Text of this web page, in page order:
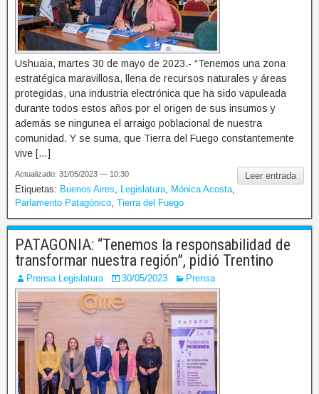
Ushuaia, martes 30 de mayo de 2023.- “Tenemos una zona
estratégica maravillosa, llena de recursos naturales y áreas
protegidas, una industria electrónica que ha sido vapuleada
durante todos estos años por el origen de sus insumos y
además se ningunea el arraigo poblacional de nuestra
comunidad. Y se suma, que Tierra del Fuego constantemente
vive […]
Leer entrada
Actualizado: 31/05/2023 — 10:30
Etiquetas: Buenos Aires Legislatura Mónica Acosta
Parlamento Patagónico Tierra del Fuego
PATAGONIA: “Tenemos la responsabilidad de
transformar nuestra región”, pidió Trentino
Prensa Legislatura 30/05/2023 Prensa